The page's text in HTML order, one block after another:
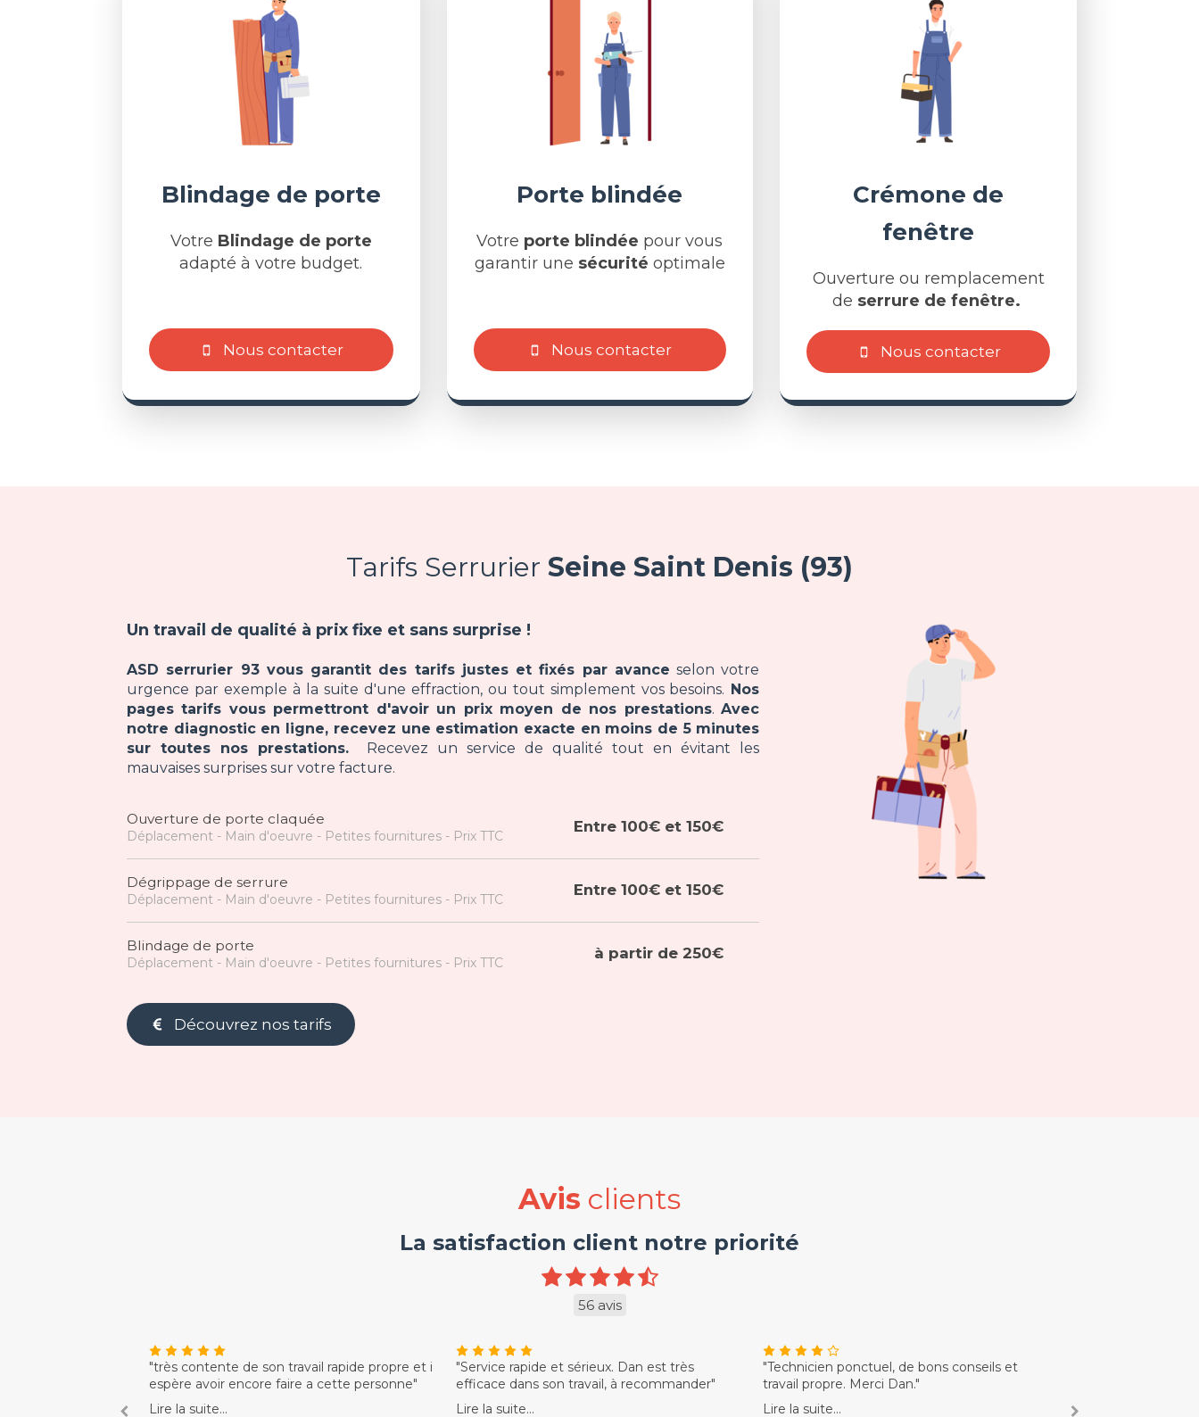
Blindage de porte
Votre Blindage de porte
adapté à votre budget.
Nous contacter
Porte blindée
Votre porte blindée pour vous
garantir une sécurité optimale
Nous contacter
Crémone de
fenêtre
Ouverture ou remplacement
de serrure de fenêtre.
Nous contacter
Tarifs Serrurier Seine Saint Denis (93)
Un travail de qualité à prix fixe et sans surprise !
ASD serrurier 93 vous garantit des tarifs justes et fixés par avance selon votre
urgence par exemple à la suite d'une effraction, ou tout simplement vos besoins. Nos
pages tarifs vous permettront d'avoir un prix moyen de nos prestations.Avec
notre diagnostic en ligne, recevez une estimation exacte en moins de 5 minutes
sur toutes nos prestations. Recevez un service de qualité tout en évitant les
mauvaises surprises sur votre facture.
Ouverture de porte claquée
Déplacement - Main d'oeuvre - Petites fournitures - Prix TTC
Entre 100€ et 150€
Dégrippage de serrure
Déplacement - Main d'oeuvre - Petites fournitures - Prix TTC
Entre 100€ et 150€
Blindage de porte
Déplacement - Main d'oeuvre - Petites fournitures - Prix TTC
à partir de 250€
Découvrez nos tarifs
Avis clients
La satisfaction client notre priorité
56 avis
"très contente de son travail rapide propre et i
espère avoir encore faire a cette personne"
Lire la suite...
"Service rapide et sérieux. Dan est très
efficace dans son travail, à recommander"
Lire la suite...
"Technicien ponctuel, de bons conseils et
travail propre. Merci Dan."
Lire la suite...